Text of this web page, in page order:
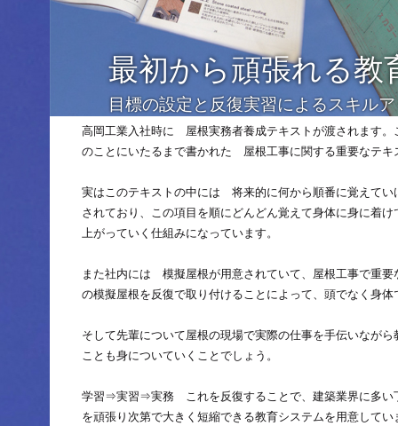
最初から頑張れる教
目標の設定と反復実習によるスキル
高岡工業入社時に 屋根実務者養成テキストが渡されます
のことにいたるまで書かれた 屋根工事に関する重要なテ
実はこのテキストの中には 将来的に何から順番に覚えてい
されており、この項目を順にどんどん覚えて身体に身に着
上がっていく仕組みになっています。
また社内には 模擬屋根が用意されていて、屋根工事で重要
の模擬屋根を反復で取り付けることによって、頭でなく身
そして先輩について屋根の現場で実際の仕事を手伝いなが
ことも身についていくことでしょう。
学習⇒実習⇒実務 これを反復することで、建築業界に多い
を頑張り次第で大きく短縮できる教育システムを用意してい